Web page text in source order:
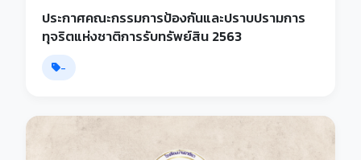
ประกาศคณะกรรมการป้องกันและปราบปรามการ
ทุจริตแห่งชาติการรับทรัพย์สิน 2563
-